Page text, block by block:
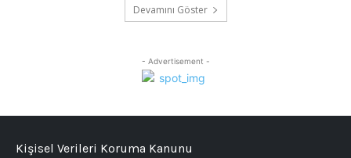
Devamını Göster
- Advertisement -
Kişisel Verileri Koruma Kanunu